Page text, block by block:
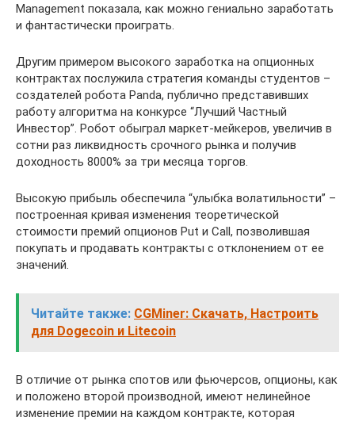
Management показала, как можно гениально заработать
и фантастически проиграть.
Другим примером высокого заработка на опционных
контрактах послужила стратегия команды студентов –
создателей робота Panda, публично представивших
работу алгоритма на конкурсе “Лучший Частный
Инвестор”. Робот обыграл маркет-мейкеров, увеличив в
сотни раз ликвидность срочного рынка и получив
доходность 8000% за три месяца торгов.
Высокую прибыль обеспечила “улыбка волатильности” –
построенная кривая изменения теоретической
стоимости премий опционов Put и Call, позволившая
покупать и продавать контракты с отклонением от ее
значений.
Читайте также: CGMiner: Скачать, Настроить
для Dogecoin и Litecoin
В отличие от рынка спотов или фьючерсов, опционы, как
и положено второй производной, имеют нелинейное
изменение премии на каждом контракте, которая